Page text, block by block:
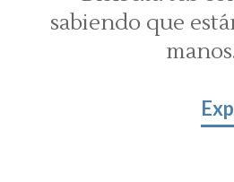
sabiendo que